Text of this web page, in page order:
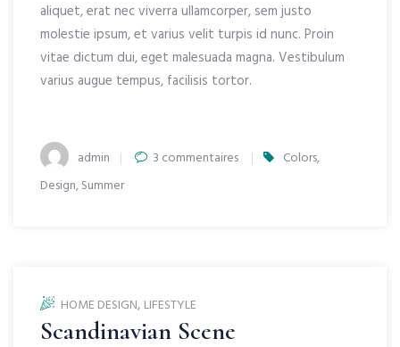
aliquet, erat nec viverra ullamcorper, sem justo
molestie ipsum, et varius velit turpis id nunc. Proin
vitae dictum dui, eget malesuada magna. Vestibulum
varius augue tempus, facilisis tortor.
Author
admin 3 commentaires sur
Colors,
Design,Summer
HOME DESIGN, LIFESTYLE
Scandinavian Scene